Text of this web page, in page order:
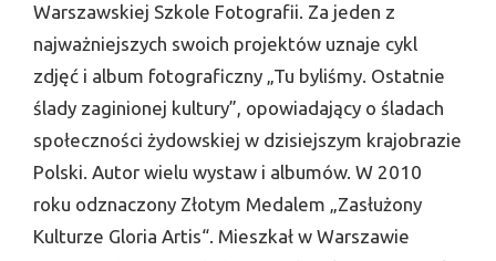
Warszawskiej Szkole Fotografii. Za jeden z
najważniejszych swoich projektów uznaje cykl
zdjęć i album fotograficzny „Tu byliśmy. Ostatnie
ślady zaginionej kultury”, opowiadający o śladach
społeczności żydowskiej w dzisiejszym krajobrazie
Polski. Autor wielu wystaw i albumów. W 2010
roku odznaczony Złotym Medalem „Zasłużony
Kulturze Gloria Artis“. Mieszkał w Warszawie